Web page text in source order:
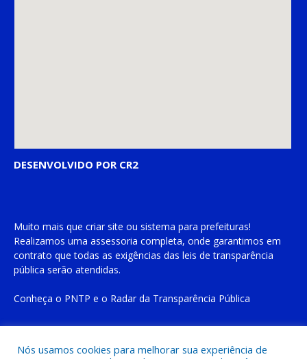
DESENVOLVIDO POR CR2
Muito mais que criar site ou sistema para prefeituras!
Realizamos uma assessoria completa, onde garantimos em
contrato que todas as exigências das leis de transparência
pública serão atendidas.
Conheça o PNTP e o Radar da Transparência Pública
Nós usamos cookies para melhorar sua experiência de